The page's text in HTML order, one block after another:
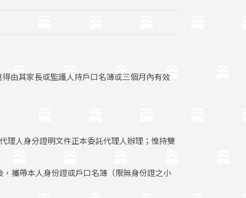
由其家長或監護人持戶口名簿或三個月內有效
理人身分證明文件正本委託代理人辦理；惟持雙
，攜帶本人身份證或戶口名簿（限無身份證之小